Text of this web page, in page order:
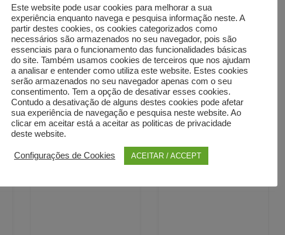
390
3 … 852
Castelo Branco, Coimbra, Évora, Faro, Guarda, Leiria,
Vila Real, Viseu, Madeira, Açores, Brasil, Angola,
Este website pode usar cookies para melhorar a sua
experiência enquanto navega e pesquisa informação neste. A
partir destes cookies, os cookies categorizados como
necessários são armazenados no seu navegador, pois são
essenciais para o funcionamento das funcionalidades básicas
do site. Também usamos cookies de terceiros que nos ajudam
a analisar e entender como utiliza este website. Estes cookies
serão armazenados no seu navegador apenas com o seu
consentimento. Tem a opção de desativar esses cookies.
Contudo a desativação de alguns destes cookies pode afetar
sua experiência de navegação e pesquisa neste website. Ao
clicar em aceitar está a aceitar as politicas de privacidade
deste website.
Configurações de Cookies ACEITAR / ACCEPT